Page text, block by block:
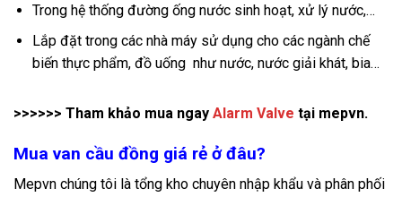
Trong hệ thống đường ống nước sinh hoạt, xử lý nước,…
Lắp đặt trong các nhà máy sử dụng cho các ngành chế
biến thực phẩm, đồ uống như nước, nước giải khát, bia…
>>>>>> Tham khảo mua ngay Alarm Valve tại mepvn.
Mua van cầu đồng giá rẻ ở đâu?
Mepvn chúng tôi là tổng kho chuyên nhập khẩu và phân phối